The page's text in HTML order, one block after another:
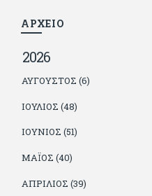
ΑΡΧΕΙΟ
2026
ΑΎΓΟΥΣΤΟΣ (6)
ΙΟΎΛΙΟΣ (48)
ΙΟΎΝΙΟΣ (51)
ΜΆΙΟΣ (40)
ΑΠΡΊΛΙΟΣ (39)